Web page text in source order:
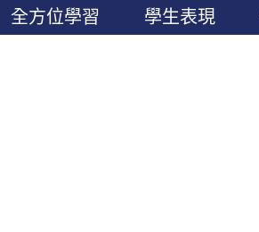
全方位學習 學生表現